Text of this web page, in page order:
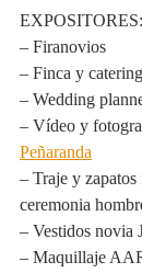
EXPOSITORES:
– Firanovios
– Finca y
– Wedding
– Vídeo y
Peñaranda
– Traje y
ceremonia
– Vestidos novia
– Maquillaje